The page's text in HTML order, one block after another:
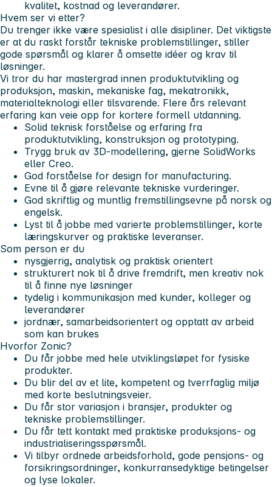
kvalitet, kostnad og leverandører.
Hvem ser vi etter?
Du trenger ikke være spesialist i alle disipliner. Det viktigste
er at du raskt forstår tekniske problemstillinger, stiller
gode spørsmål og klarer å omsette idéer og krav til
løsninger.
Vi tror du har mastergrad innen produktutvikling og
produksjon, maskin, mekaniske fag, mekatronikk,
materialteknologi eller tilsvarende. Flere års relevant
erfaring kan veie opp for kortere formell utdanning.
Solid teknisk forståelse og erfaring fra
produktutvikling, konstruksjon og prototyping.
Trygg bruk av 3D-modellering, gjerne SolidWorks
eller Creo.
God forståelse for design for manufacturing.
Evne til å gjøre relevante tekniske vurderinger.
God skriftlig og muntlig fremstillingsevne på norsk og
engelsk.
Lyst til å jobbe med varierte problemstillinger, korte
læringskurver og praktiske leveranser.
Som person er du
nysgjerrig, analytisk og praktisk orientert
strukturert nok til å drive fremdrift, men kreativ nok
til å finne nye løsninger
tydelig i kommunikasjon med kunder, kolleger og
leverandører
jordnær, samarbeidsorientert og opptatt av arbeid
som kan brukes
Hvorfor Zonic?
Du får jobbe med hele utviklingsløpet for fysiske
produkter.
Du blir del av et lite, kompetent og tverrfaglig miljø
med korte beslutningsveier.
Du får stor variasjon i bransjer, produkter og
tekniske problemstillinger.
Du får tett kontakt med praktiske produksjons- og
industrialiseringsspørsmål.
Vi tilbyr ordnede arbeidsforhold, gode pensjons- og
forsikringsordninger, konkurransedyktige betingelser
og lyse lokaler.